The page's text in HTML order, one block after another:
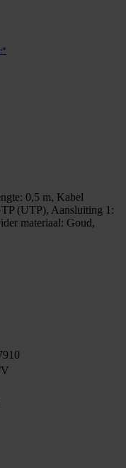
0,5 m, Kabel
(UTP), Aansluiting 1:
materiaal: Goud,